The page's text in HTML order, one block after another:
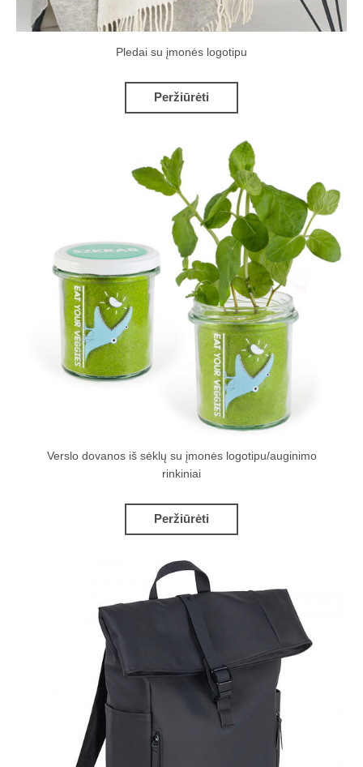
Pledai su įmonės logotipu
Peržiūrėti
Verslo dovanos iš sėklų su įmonės logotipu/auginimo
rinkiniai
Peržiūrėti